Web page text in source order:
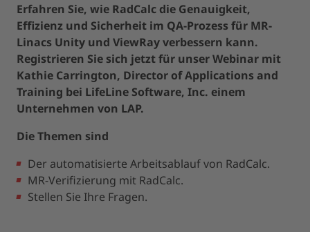
Erfahren Sie, wie RadCalc die Genauigkeit,
Effizienz und Sicherheit im QA-Prozess für MR-
Linacs Unity und ViewRay verbessern kann.
Registrieren Sie sich jetzt für unser Webinar mit
Kathie Carrington, Director of Applications and
Training bei LifeLine Software, Inc. einem
Unternehmen von LAP.
Die Themen sind
Der automatisierte Arbeitsablauf von RadCalc.
MR-Verifizierung mit RadCalc.
Stellen Sie Ihre Fragen.